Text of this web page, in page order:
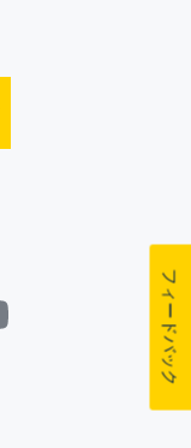
フィードバック